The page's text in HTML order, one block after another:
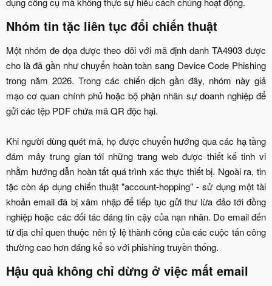
Nhóm tin tặc liên tục đổi chiến thuật​
Một nhóm đe dọa được theo dõi với mã định danh TA4903 được
cho là đã gần như chuyển hoàn toàn sang Device Code Phishing
trong năm 2026. Trong các chiến dịch gần đây, nhóm này giả
mạo cơ quan chính phủ hoặc bộ phận nhân sự doanh nghiệp để
gửi các tệp PDF chứa mã QR độc hại.
Khi người dùng quét mã, họ được chuyển hướng qua các hạ tầng
đám mây trung gian tới những trang web được thiết kế tinh vi
nhằm hướng dẫn hoàn tất quá trình xác thực thiết bị. Ngoài ra, tin
tặc còn áp dụng chiến thuật "account-hopping" - sử dụng một tài
khoản email đã bị xâm nhập để tiếp tục gửi thư lừa đảo tới đồng
nghiệp hoặc các đối tác đáng tin cậy của nạn nhân. Do email đến
từ địa chỉ quen thuộc nên tỷ lệ thành công của các cuộc tấn công
thường cao hơn đáng kể so với phishing truyền thống.​
Hậu quả không chỉ dừng ở việc mất email​